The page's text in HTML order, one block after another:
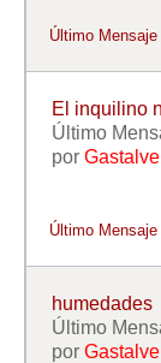
Último Mensaje
El inquilino
Último
por
Último Mensaje
humedades
Último
por